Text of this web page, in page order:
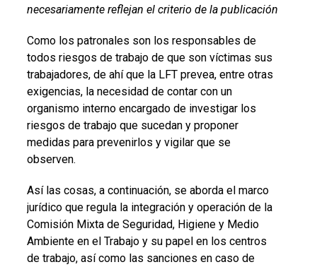
necesariamente reflejan el criterio de la publicación
Como los patronales son los responsables de
todos riesgos de trabajo de que son víctimas sus
trabajadores, de ahí que la LFT prevea, entre otras
exigencias, la necesidad de contar con un
organismo interno encargado de investigar los
riesgos de trabajo que sucedan y proponer
medidas para prevenirlos y vigilar que se
observen.
Así las cosas, a continuación, se aborda el marco
jurídico que regula la integración y operación de la
Comisión Mixta de Seguridad, Higiene y Medio
Ambiente en el Trabajo y su papel en los centros
de trabajo, así como las sanciones en caso de